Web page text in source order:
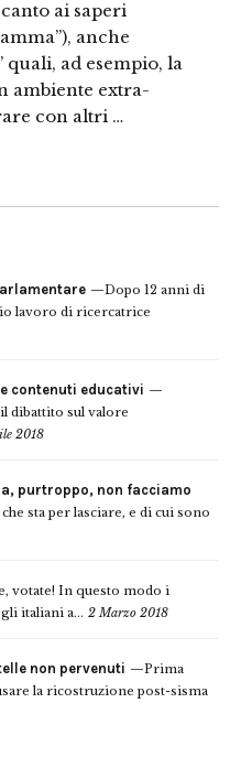
ai saperi
anche
quali, ad esempio, la
ambiente extra-
con altri …
Dopo 12 anni di
lavoro di ricercatrice
contenuti educativi
dibattito sul valore
2018
purtroppo, non facciamo
sta per lasciare, e di cui sono
votate! In questo modo i
italiani a... 2 Marzo 2018
non pervenuti
Prima
la ricostruzione post-sisma